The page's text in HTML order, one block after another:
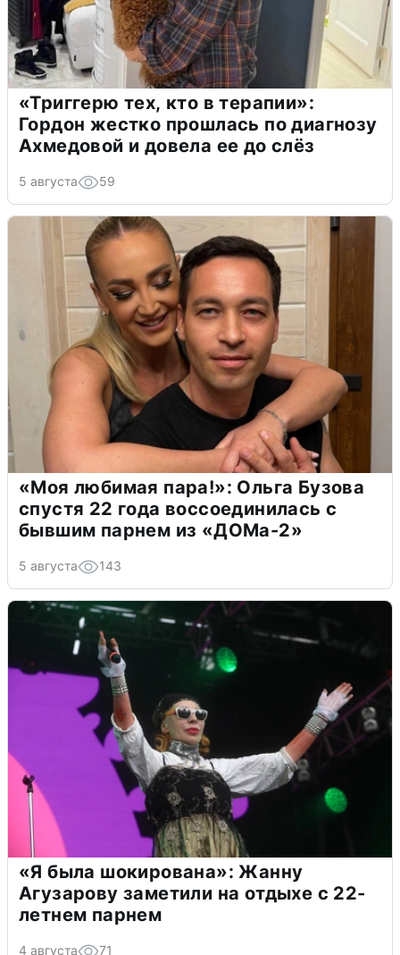
«Триггерю тех, кто в терапии»:
Гордон жестко прошлась по диагнозу
Ахмедовой и довела ее до слёз
5 августа 59
«Моя любимая пара!»: Ольга Бузова
спустя 22 года воссоединилась с
бывшим парнем из «ДОМа-2»
5 августа 143
«Я была шокирована»: Жанну
Агузарову заметили на отдыхе с 22-
летнем парнем
4 августа 71